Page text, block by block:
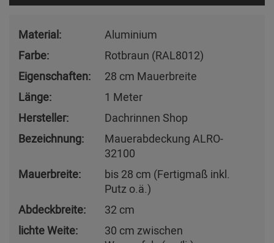
Material:
Aluminium
Farbe:
Rotbraun (RAL8012)
Eigenschaften:
28 cm Mauerbreite
Länge:
1 Meter
Hersteller:
Dachrinnen Shop
Bezeichnung:
Mauerabdeckung ALRO-
32100
Mauerbreite:
bis 28 cm (Fertigmaß inkl.
Putz o.ä.)
Abdeckbreite:
32 cm
lichte Weite:
30 cm zwischen